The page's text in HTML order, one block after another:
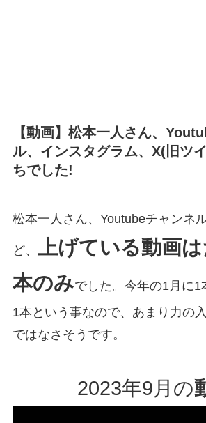
【動画】松本一人さん、
ル、インスタグラム、X(旧ツ
ちでした!
松本一人さん、Youtubeチャンネ
ど、 上げている動画
本のみでした。今年の1月に1
1本という事なので、あまり力の
ではなさそうです。
2023年9月の